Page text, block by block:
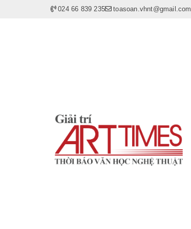
024 66 839 235 toasoan.vhnt@gmail.com